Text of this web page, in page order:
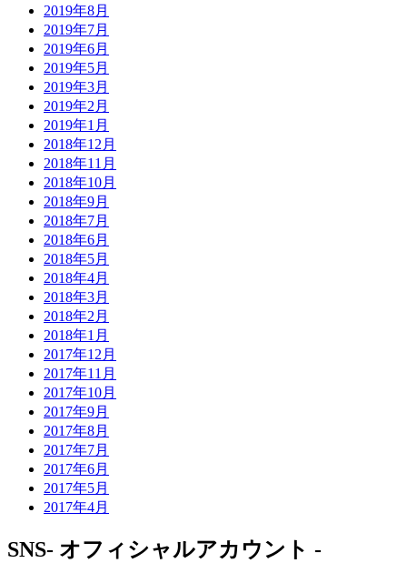
2019年8月
2019年7月
2019年6月
2019年5月
2019年3月
2019年2月
2019年1月
2018年12月
2018年11月
2018年10月
2018年9月
2018年7月
2018年6月
2018年5月
2018年4月
2018年3月
2018年2月
2018年1月
2017年12月
2017年11月
2017年10月
2017年9月
2017年8月
2017年7月
2017年6月
2017年5月
2017年4月
SNS- オフィシャルアカウント -